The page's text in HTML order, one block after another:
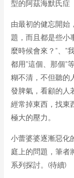
型的阿茲海默氏症
由最初的健忘開始
題，而且都是些小
麼時候會來？”、”
都用”這個、那個”
糊不清，不但聽的
發脾氣，看顧的人
經常掉東西，找東
極大的壓力。
小蕾婆婆逐漸惡化
庭上的問題，筆者
系列探討。(待續)